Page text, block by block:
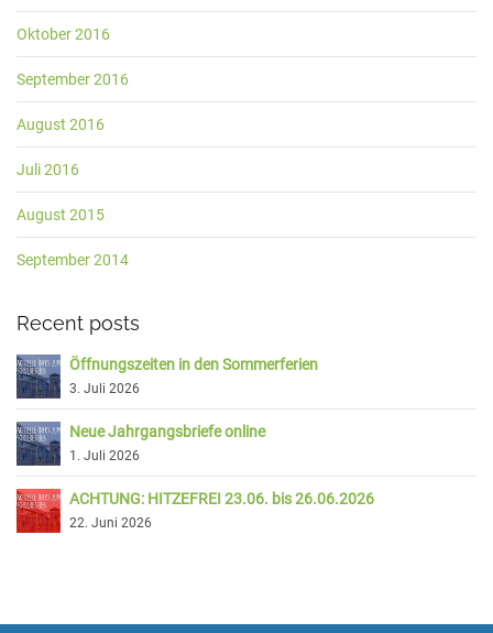
Oktober 2016
September 2016
August 2016
Juli 2016
August 2015
September 2014
Recent posts
Öffnungszeiten in den Sommerferien
3. Juli 2026
Neue Jahrgangsbriefe online
1. Juli 2026
ACHTUNG: HITZEFREI 23.06. bis 26.06.2026
22. Juni 2026